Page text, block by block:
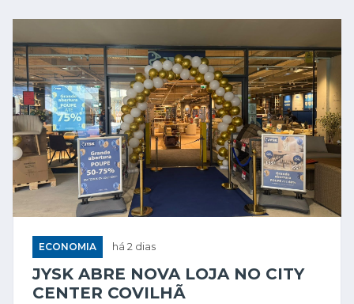
ECONOMIA há 2 dias
JYSK ABRE NOVA LOJA NO CITY
CENTER COVILHÃ